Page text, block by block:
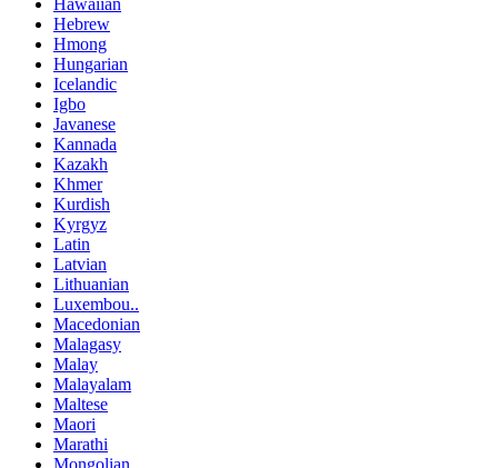
Hawaiian
Hebrew
Hmong
Hungarian
Icelandic
Igbo
Javanese
Kannada
Kazakh
Khmer
Kurdish
Kyrgyz
Latin
Latvian
Lithuanian
Luxembou..
Macedonian
Malagasy
Malay
Malayalam
Maltese
Maori
Marathi